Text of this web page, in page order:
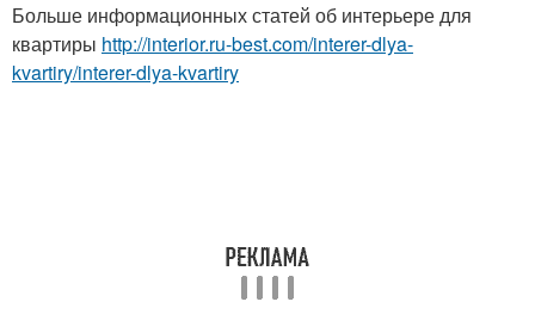
Больше информационных статей об интерьере для
квартиры http://interior.ru-best.com/interer-dlya-
kvartiry/interer-dlya-kvartiry